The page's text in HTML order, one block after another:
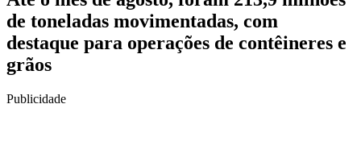
de toneladas movimentadas, com
destaque para operações de contêineres e
grãos
Publicidade